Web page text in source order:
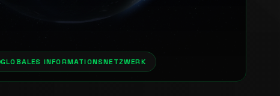
GLOBALES INFORMATIONSNETZWERK